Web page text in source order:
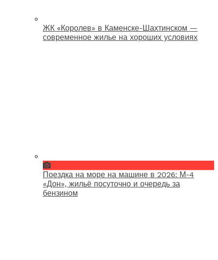
ЖК «Королев» в Каменске-Шахтинском —
современное жилье на хороших условиях
Поездка на море на машине в 2026: М-4
«Дон», жильё посуточно и очередь за
бензином